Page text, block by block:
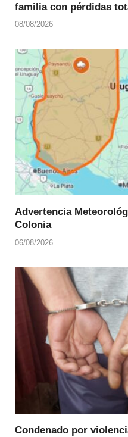
familia con pérdidas
08/08/2026
Advertencia
Colonia
06/08/2026
Condenado por